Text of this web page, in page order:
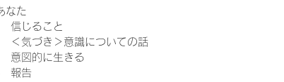
なた
信じること
気づき＞意識についての話
意図的に生きる
報告